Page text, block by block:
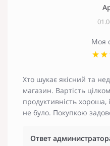
Моя
Хто шукає якісний та
магазин. Вартість
продуктивність
не було. Покупкою
Ответ